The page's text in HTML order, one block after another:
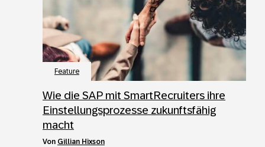
Feature
Wie die SAP mit SmartRecruiters ihre
Einstellungsprozesse zukunftsfähig
macht
von Gillian Hixson